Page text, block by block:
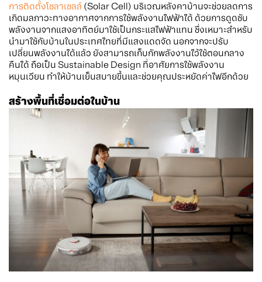
การติดตั้งโซลาเซลล์ (Solar Cell) บริเวณหลังคาบ้านจะช่วยลดการ
เกิดมลภาวะทางอากาศจากการใช้พลังงานไฟฟ้าได้ ด้วยการดูดซับ
พลังงานจากแสงอาทิตย์มาใช้เป็นกระแสไฟฟ้าแทน ซึ่งเหมาะสำหรับ
นำมาใช้กับบ้านในประเทศไทยที่มีแสงแดดจัด นอกจากจะปรับ
เปลี่ยนพลังงานได้แล้ว ยังสามารถเก็บกักพลังงานไว้ใช้ตอนกลาง
คืนได้ ถือเป็น Sustainable Design ที่อาศัยการใช้พลังงาน
หมุนเวียน ทำให้บ้านเย็นสบายขึ้นและช่วยคุณประหยัดค่าไฟอีกด้วย
สร้างพื้นที่เชื่อมต่อในบ้าน